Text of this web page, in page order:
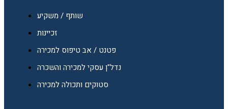
שותף / משקיע
זכיינות
פטנט / אב טיפוס למכירה
נדל"ן עסקי למכירה והשכרה
סטוקים ותכולה למכירה